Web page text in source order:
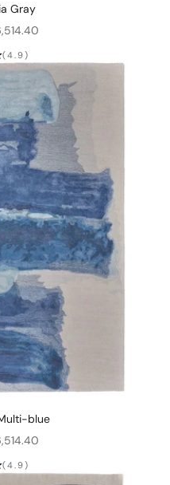
Gray
(4.9)
blue
(4.9)